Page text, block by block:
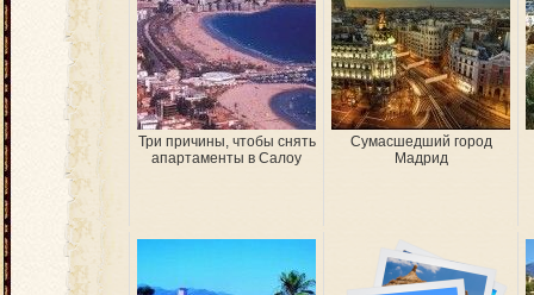
Три причины, чтобы снять
апартаменты в Салоу
Сумасшедший город
Мадрид